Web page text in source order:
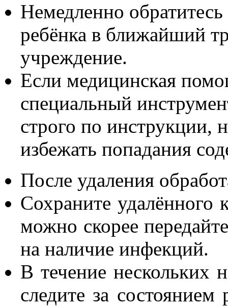
Немедленно
ребёнка в ближайший
учреждение.
Если медицинская
специальный
строго по инструкции,
избежать попадания
После удаления
Сохраните удалённого
можно скорее
на наличие инфекций.
В течение нескольких
следите за